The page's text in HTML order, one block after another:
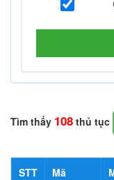
Tìm thấy 108 thủ tục
STT
Mã